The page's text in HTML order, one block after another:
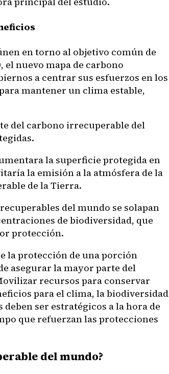
en torno al objetivo común de
el nuevo mapa de carbono
a centrar sus esfuerzos en los
mantener un clima estable,
del carbono irrecuperable del
la superficie protegida en
la emisión a la atmósfera de la
de la Tierra.
del mundo se solapan
de biodiversidad, que
protección.
la protección de una porción
asegurar la mayor parte del
recursos para conservar
para el clima, la biodiversidad
ser estratégicos a la hora de
que refuerzan las protecciones
del mundo?